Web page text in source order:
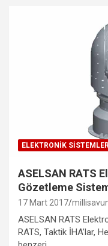
ELEKTRONIK SISTEMLER
ASELSAN RATS
Gözetleme
17 Mart 2017
ASELSAN RATS
RATS, Taktik İHA’lar,